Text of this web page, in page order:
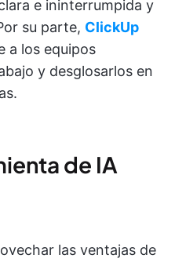
e ininterrumpida y
su parte, ClickUp
a los equipos
y desglosarlos en
de IA
las ventajas de